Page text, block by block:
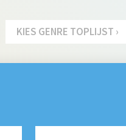
KIES GENRE TOPLIJST ›